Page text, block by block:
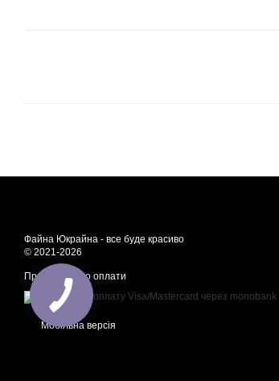
Файна Юкрайна - все буде красиво
© 2021-2026
Приймаємо до оплати
Мобільна версія